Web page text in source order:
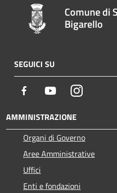
Comune di
Bigarello
SEGUICI SU
Facebook YoutubeInstagram
AMMINISTRAZIONE
Organi di Governo
Aree Amministrative
Uffici
Enti e fondazioni